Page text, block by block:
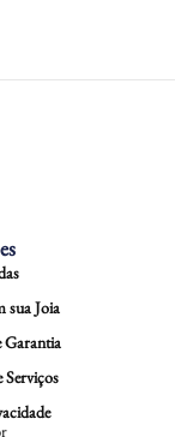
sua Joia
Garantia
Serviços